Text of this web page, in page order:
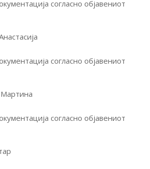
согласно објавениот
согласно објавениот
согласно објавениот